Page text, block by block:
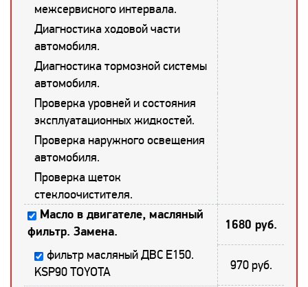
межсервисного интервала.
Диагностика ходовой части
автомобиля.
Диагностика тормозной системы
автомобиля.
Проверка уровней и состояния
эксплуатационных жидкостей.
Проверка наружного освещения
автомобиля.
Проверка щеток
стеклоочистителя.
Масло в двигателе, масляный
фильтр. Замена.
1680 руб.
фильтр масляный ДВС E150.
KSP90 TOYOTA
970 руб.